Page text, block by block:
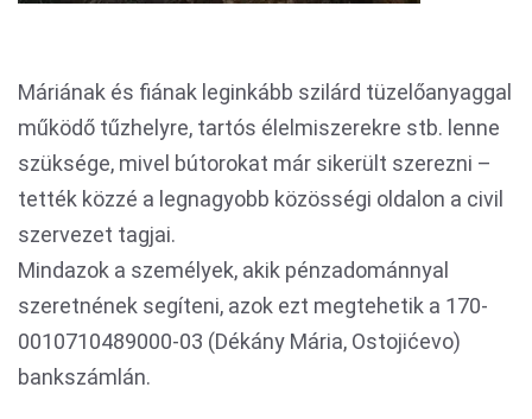
Máriának és fiának leginkább szilárd tüzelőanyaggal
működő tűzhelyre, tartós élelmiszerekre stb. lenne
szüksége, mivel bútorokat már sikerült szerezni –
tették közzé a legnagyobb közösségi oldalon a civil
szervezet tagjai.
Mindazok a személyek, akik pénzadománnyal
szeretnének segíteni, azok ezt megtehetik a 170-
0010710489000-03 (Dékány Mária, Ostojićevo)
bankszámlán.